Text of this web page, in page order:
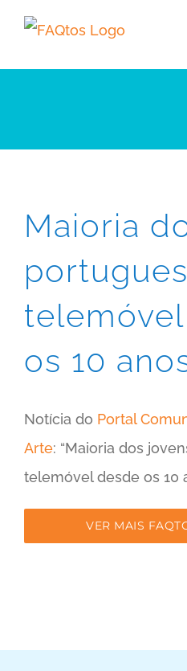
Skip
content
Maioria
os 10
Notícia do Portal
Arte: “Maioria dos
telemóvel desde os 10
VER MAIS